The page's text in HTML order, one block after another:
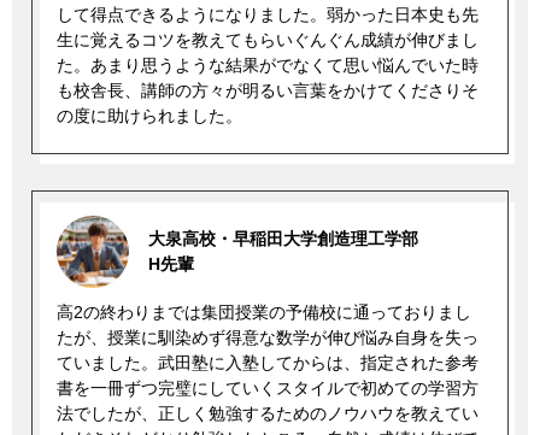
して得点できるようになりました。弱かった日本史も先
生に覚えるコツを教えてもらいぐんぐん成績が伸びまし
た。あまり思うような結果がでなくて思い悩んでいた時
も校舎長、講師の方々が明るい言葉をかけてくださりそ
の度に助けられました。
大泉高校・早稲田大学創造理工学部
H先輩
高2の終わりまでは集団授業の予備校に通っておりまし
たが、授業に馴染めず得意な数学が伸び悩み自身を失っ
ていました。武田塾に入塾してからは、指定された参考
書を一冊ずつ完璧にしていくスタイルで初めての学習方
法でしたが、正しく勉強するためのノウハウを教えてい